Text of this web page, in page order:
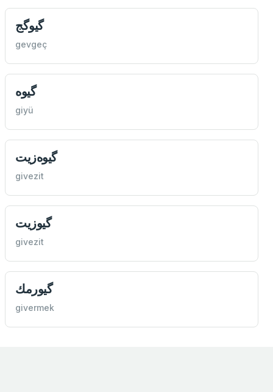
گیوگج
gevgeç
گیوه
giyü
گیوه‌زيت
givezit
گیوزيت
givezit
گیورمك
givermek